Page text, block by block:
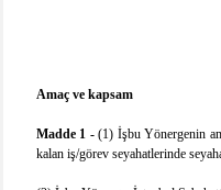
Amaç ve kapsam
Madde 1 -(1) İşbu Yönergenin
kalan iş/görev seyahatlerinde